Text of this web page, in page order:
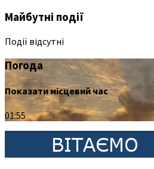
Майбутні події
Події відсутні
Погода
Показати місцевий час
01:55